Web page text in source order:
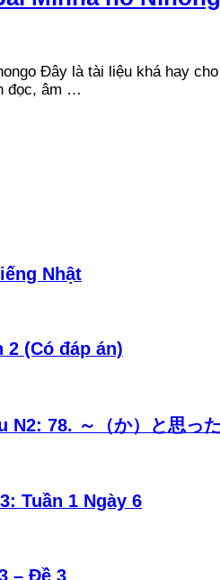
Đây là tài liệu khá hay
đọc, âm …
Nhật
2 (Có đáp án)
78. ～（か）と思っ
Tuần 1 Ngày 6
– Đề 3